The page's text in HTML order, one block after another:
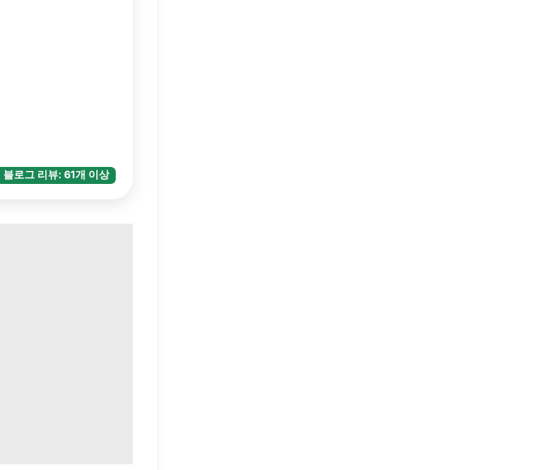
블로그 리뷰: 61개 이상